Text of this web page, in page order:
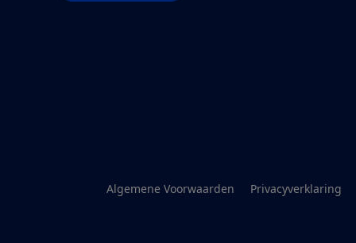
Algemene Voorwaarden Privacyverklaring